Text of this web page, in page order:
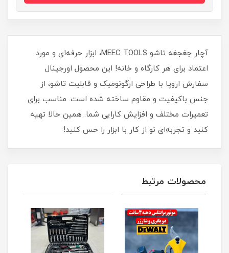
آچار جغجغه تاشو MEEC TOOLS، ابزار حرفه‌ای و مورد
اعتماد برای هر کارگاه و خانه! این محصول اورجینال
سفارش اروپا با طراحی ارگونومیک و قابلیت تاشو، از
جنس باکیفیت و مقاوم ساخته شده است. مناسب برای
تعمیرات مختلف و افزایش کارایی شما. همین حالا تهیه
کنید و تجربه‌ای نو از کار با ابزار را حس کنید!
محصولات مرتبط